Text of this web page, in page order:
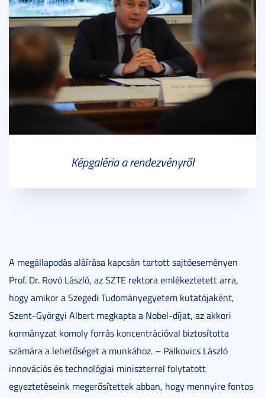
Képgaléria a rendezvényről
A megállapodás aláírása kapcsán tartott sajtóeseményen
Prof. Dr. Rovó László, az SZTE rektora emlékeztetett arra,
hogy amikor a Szegedi Tudományegyetem kutatójaként,
Szent-Györgyi Albert megkapta a Nobel-díjat, az akkori
kormányzat komoly forrás koncentrációval biztosította
számára a lehetőséget a munkához. – Palkovics László
innovációs és technológiai miniszterrel folytatott
egyeztetéseink megerősítettek abban, hogy mennyire fontos